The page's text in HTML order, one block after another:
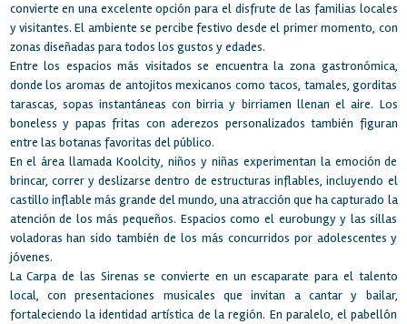
convierte en una excelente opción para el disfrute de las familias locales
y visitantes. El ambiente se percibe festivo desde el primer momento, con
zonas diseñadas para todos los gustos y edades.
Entre los espacios más visitados se encuentra la zona gastronómica,
donde los aromas de antojitos mexicanos como tacos, tamales, gorditas
tarascas, sopas instantáneas con birria y birriamen llenan el aire. Los
boneless y papas fritas con aderezos personalizados también figuran
entre las botanas favoritas del público.
En el área llamada Koolcity, niños y niñas experimentan la emoción de
brincar, correr y deslizarse dentro de estructuras inflables, incluyendo el
castillo inflable más grande del mundo, una atracción que ha capturado la
atención de los más pequeños. Espacios como el eurobungy y las sillas
voladoras han sido también de los más concurridos por adolescentes y
jóvenes.
La Carpa de las Sirenas se convierte en un escaparate para el talento
local, con presentaciones musicales que invitan a cantar y bailar,
fortaleciendo la identidad artística de la región. En paralelo, el pabellón